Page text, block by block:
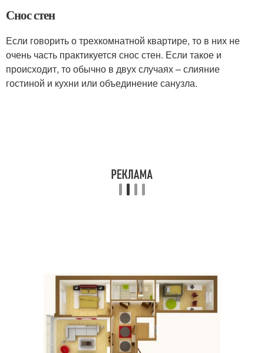
Снос стен
Если говорить о трехкомнатной квартире, то в них не
очень часть практикуется снос стен. Если такое и
происходит, то обычно в двух случаях – слияние
гостиной и кухни или объединение санузла.